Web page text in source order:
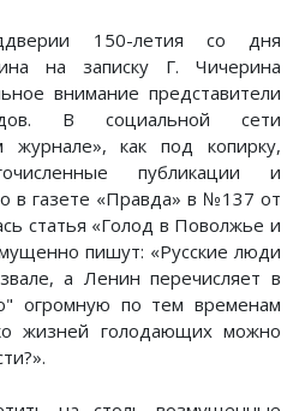
150-летия со дня
на записку Г. Чичерина
внимание представители
В социальной сети
журнале», как под копирку,
публикации и
в газете «Правда» в №137 от
статья «Голод в Поволжье и
пишут: «Русские люди
а Ленин перечисляет в
огромную по тем временам
жизней голодающих можно